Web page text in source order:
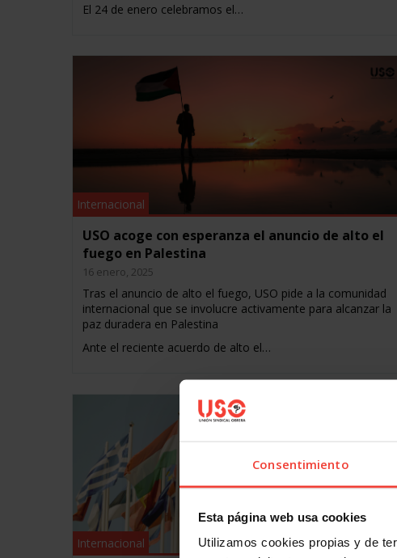
Consentimiento
Esta página web usa cookies
Utilizamos cookies propias y de
El 24 de enero celebramos el…
Internacional
USO acoge con esperanza el anuncio de alto el
fuego en Palestina
16 enero, 2025
Tras el anuncio de alto el fuego, USO pide a la comunidad
internacional que se involucre activamente para alcanzar la
paz duradera en Palestina
Ante el reciente acuerdo de alto el…
Internacional